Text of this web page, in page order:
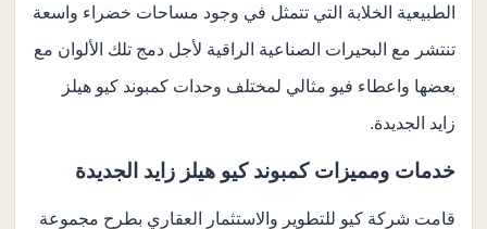
الطبيعية الخلابة التي تتمثل في وجود مساحات خضراء واسعة
تنتشر مع البحيرات الصناعية الراقية لأجل دمج تلك الألوان مع
بعضها واعطاء فيو مثالي لمختلف وحدات كمبوند كيو هيلز
زايد الجديدة.
خدمات ومميزات كمبوند كيو هيلز زايد الجديدة
قامت شركة كيو للتطوير والاستثمار العقاري بطرح مجموعة